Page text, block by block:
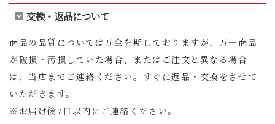
交換・返品について
商品の品質については万全を期しておりますが、万一商品
が破損・汚損していた場合、またはご注文と異なる場合
は、当店までご連絡ください。すぐに返品・交換をさせて
いただきます。
※お届け後7日以内にご連絡ください。